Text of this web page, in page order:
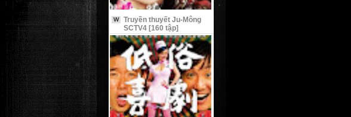
W
Truyền thuyết Ju-Mông
SCTV4 [160 tập]